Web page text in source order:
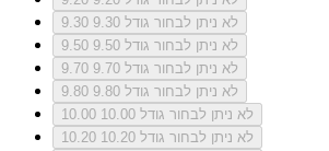
9.30
לא ניתן לבחור גודל 9.30
9.50
לא ניתן לבחור גודל 9.50
9.70
לא ניתן לבחור גודל 9.70
9.80
לא ניתן לבחור גודל 9.80
10.00
לא ניתן לבחור גודל 10.00
10.20
לא ניתן לבחור גודל 10.20